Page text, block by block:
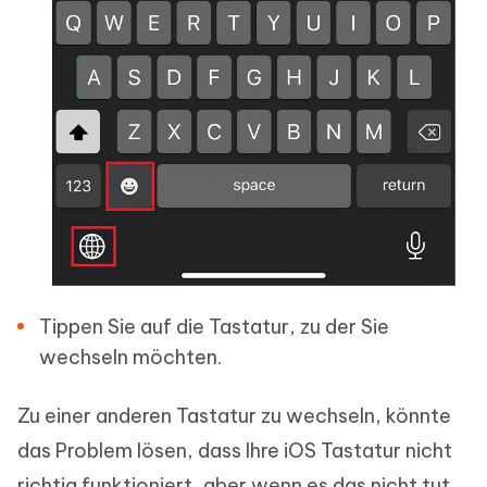
Tippen Sie auf die Tastatur, zu der Sie
wechseln möchten.
Zu einer anderen Tastatur zu wechseln, könnte
das Problem lösen, dass Ihre iOS Tastatur nicht